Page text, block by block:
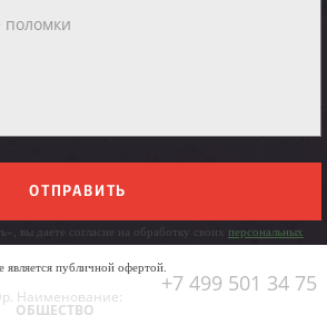
ОТПРАВИТЬ
вы даете согласие на обработку своих персональных
является публичной офертой.
+7 499 501 34 75
Наименование:
ОБЩЕСТВО